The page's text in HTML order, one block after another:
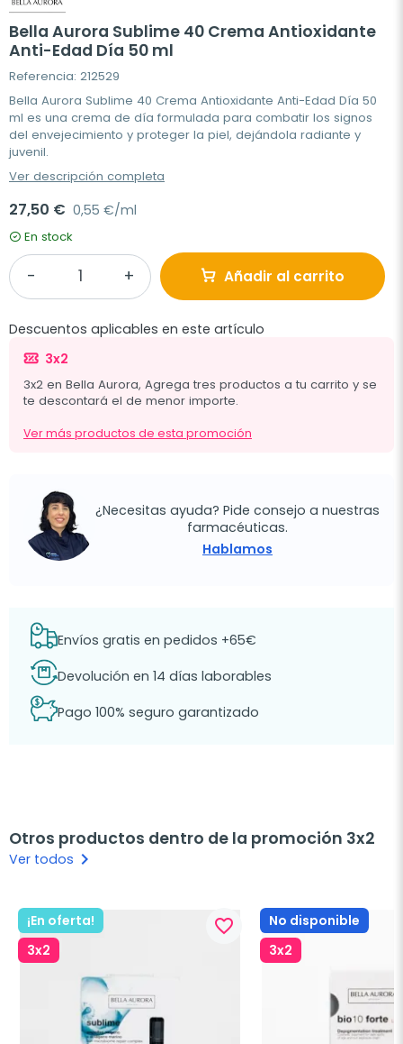
Bella Aurora Sublime 40 Crema Antioxidante
Anti-Edad Día 50 ml
Referencia: 212529
Bella Aurora Sublime 40 Crema Antioxidante Anti-Edad Día 50
ml es una crema de día formulada para combatir los signos
del envejecimiento y proteger la piel, dejándola radiante y
juvenil.
Ver descripción completa
27,50 € 0,55 €/ml
En stock
Añadir al carrito
Descuentos aplicables en este artículo
3x2
3x2 en Bella Aurora, Agrega tres productos a tu carrito y se
te descontará el de menor importe.
Ver más productos de esta promoción
¿Necesitas ayuda? Pide consejo a nuestras
farmacéuticas.
Hablamos
Envíos gratis en pedidos +65€
Devolución en 14 días laborables
Pago 100% seguro garantizado
Otros productos dentro de la promoción 3x2
Ver todos keyboard_arrow_right
¡En oferta!
3x2
favorite_border
No disponible
3x2